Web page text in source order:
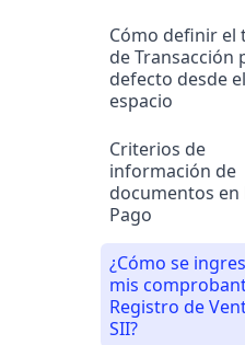
Cómo definir el
de Transacción
defecto desde el
espacio
Criterios de
información de
documentos en
Pago
¿Cómo se
mis
Registro de
SII?